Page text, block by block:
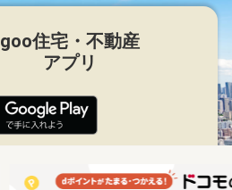
goo住宅・不動産
アプリ